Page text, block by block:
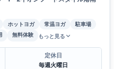
ホットヨガ 常温ヨガ
駐車場
無料体験 もっと見る
定休日
毎週火曜日